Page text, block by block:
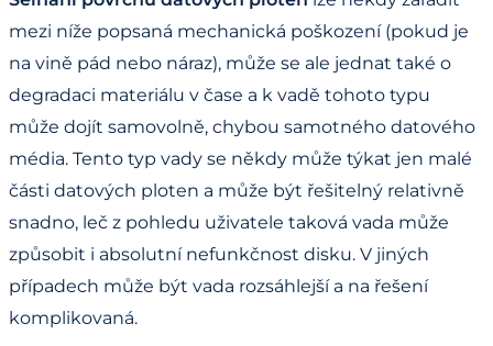
mezi níže popsaná mechanická poškození (pokud je
na vině pád nebo náraz), může se ale jednat také o
degradaci materiálu v čase a k vadě tohoto typu
může dojít samovolně, chybou samotného datového
média. Tento typ vady se někdy může týkat jen malé
části datových ploten a může být řešitelný relativně
snadno, leč z pohledu uživatele taková vada může
způsobit i absolutní nefunkčnost disku. V jiných
případech může být vada rozsáhlejší a na řešení
komplikovaná.